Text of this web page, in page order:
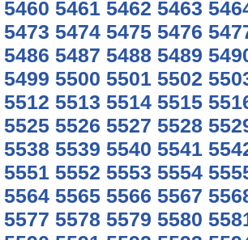
5460 5461 5462 5463
5473 5474 5475 5476
5486 5487 5488 5489
5499 5500 5501 5502
5512 5513 5514 5515
5525 5526 5527 5528
5538 5539 5540 5541
5551 5552 5553 5554
5564 5565 5566 5567
5577 5578 5579 5580